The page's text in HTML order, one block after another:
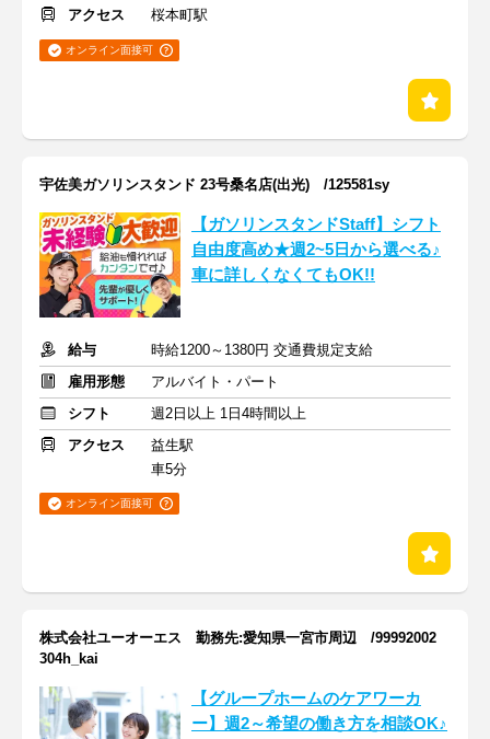
アクセス 桜本町駅
オンライン面接可
宇佐美ガソリンスタンド 23号桑名店(出光) /125581sy
【ガソリンスタンドStaff】シフト
自由度高め★週2~5日から選べる♪
車に詳しくなくてもOK!!
給与
時給1200～1380円 交通費規定支給
雇用形態
アルバイト・パート
シフト
週2日以上 1日4時間以上
アクセス
益生駅
車5分
オンライン面接可
株式会社ユーオーエス 勤務先:愛知県一宮市周辺 /99992002
304h_kai
【グループホームのケアワーカ
ー】週2～希望の働き方を相談OK♪